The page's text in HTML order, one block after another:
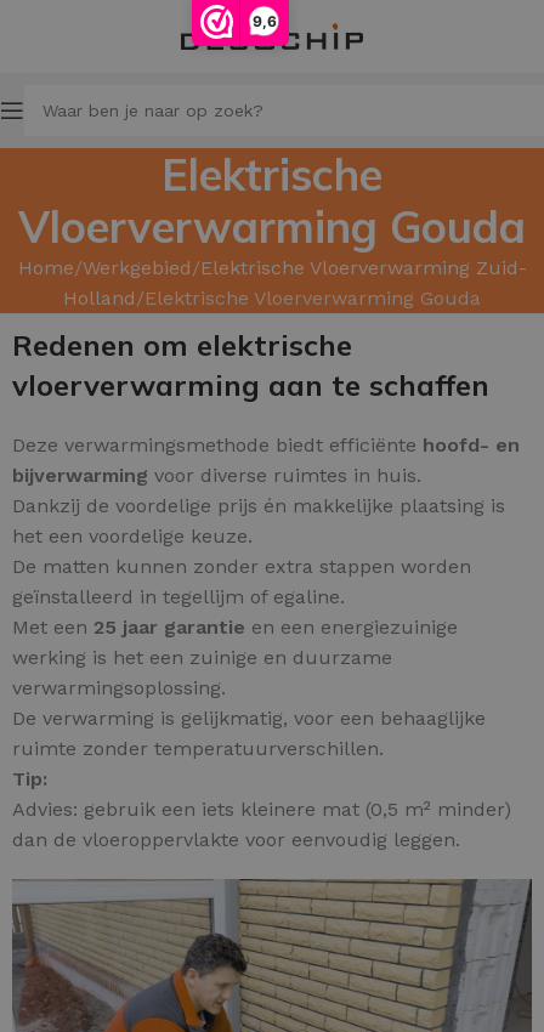
9,6
Elektrische
Vloerverwarming Gouda
Home Werkgebied Elektrische Vloerverwarming Zuid-
Holland Elektrische Vloerverwarming Gouda
Redenen om elektrische
vloerverwarming aan te schaffen
Deze verwarmingsmethode biedt efficiënte hoofd- en
bijverwarming voor diverse ruimtes in huis.
Dankzij de voordelige prijs én makkelijke plaatsing is
het een voordelige keuze.
De matten kunnen zonder extra stappen worden
geïnstalleerd in tegellijm of egaline.
Met een 25 jaar garantie en een energiezuinige
werking is het een zuinige en duurzame
verwarmingsoplossing.
De verwarming is gelijkmatig, voor een behaaglijke
ruimte zonder temperatuurverschillen.
Tip:
Advies: gebruik een iets kleinere mat (0,5 m² minder)
dan de vloeroppervlakte voor eenvoudig leggen.